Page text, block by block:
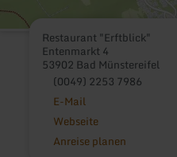
Restaurant "Erftblick"
Entenmarkt 4
53902 Bad Münstereifel
(0049) 2253 7986
E-Mail
Webseite
Anreise planen